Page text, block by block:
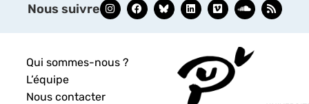
Nous suivre
Qui sommes-nous ?
L’équipe
Nous contacter